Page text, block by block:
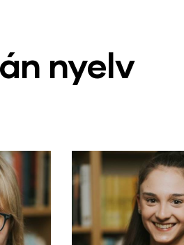
nyelv